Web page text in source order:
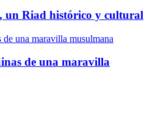
un Riad histórico y cultural
de una maravilla